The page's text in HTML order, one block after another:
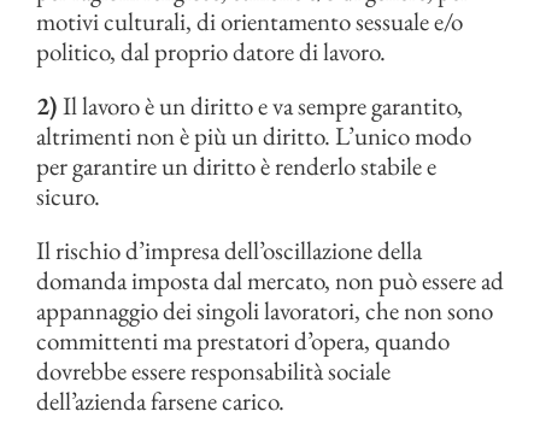
motivi culturali, di orientamento sessuale e/o
politico, dal proprio datore di lavoro.
2)Il lavoro è un diritto e va sempre garantito,
altrimenti non è più un diritto. L’unico modo
per garantire un diritto è renderlo stabile e
sicuro.
Il rischio d’impresa dell’oscillazione della
domanda imposta dal mercato, non può essere ad
appannaggio dei singoli lavoratori, che non sono
committenti ma prestatori d’opera, quando
dovrebbe essere responsabilità sociale
dell’azienda farsene carico.